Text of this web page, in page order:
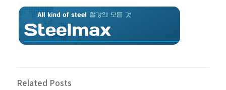
Related Posts